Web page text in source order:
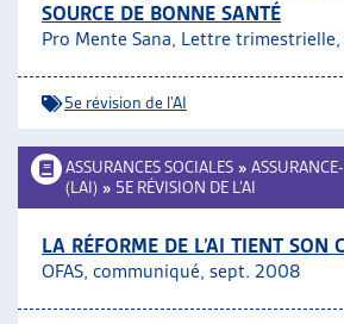
SOURCE DE BONNE SANTÉ
Pro Mente Sana, Lettre
5e révision de l'AI
ASSURANCES SOCIALES »
(LAI) » 5E RÉVISION DE L’AI
LA RÉFORME DE L’AI TIENT SON
OFAS, communiqué, sept. 2008